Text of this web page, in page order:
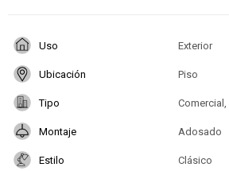
Uso Exterior
Ubicación Piso
Tipo Comercial,
Montaje Adosado
Estilo Clásico